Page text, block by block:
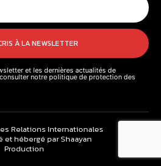
À LA NEWSLETTER
et les dernières actualités de
notre politique de protection des
Relations Internationales
et hébergé par Shaayan
Production